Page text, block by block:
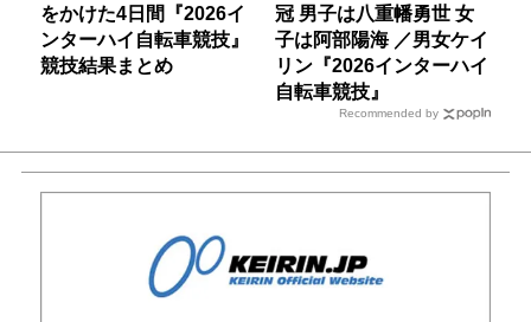
をかけた4日間『2026イ
ンターハイ自転車競技』
競技結果まとめ
冠 男子は八重幡勇世 女
子は阿部陽海 ／男女ケイ
リン『2026インターハイ
自転車競技』
Recommended by